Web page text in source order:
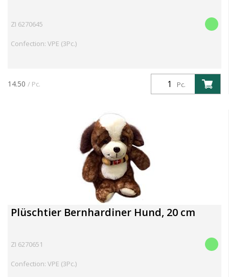
ZI 6270645
Confection: VPE (3Pc.)
Pc.
14.50 / Pc.
Plüschtier Bernhardiner Hund, 20 cm
ZI 6270651
Confection: VPE (3Pc.)